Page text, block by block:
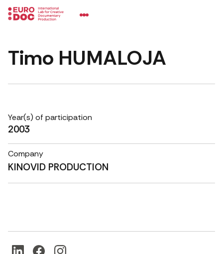
Timo HUMALOJA
Year(s) of participation
2003
Company
KINOVID PRODUCTION